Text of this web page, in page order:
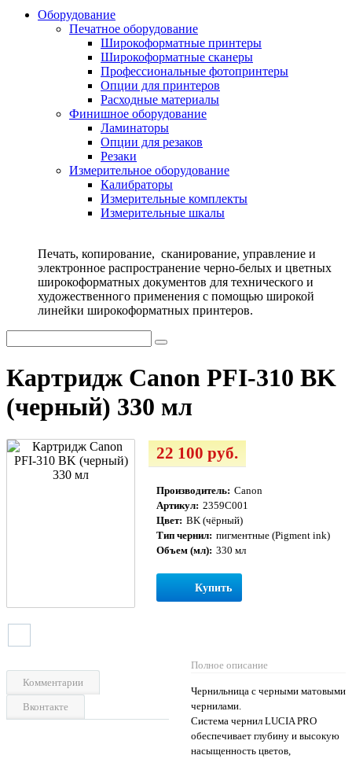
Оборудование
Печатное оборудование
Широкоформатные принтеры
Широкоформатные сканеры
Профессиональные фотопринтеры
Опции для принтеров
Расходные материалы
Финишное оборудование
Ламинаторы
Опции для резаков
Резаки
Измерительное оборудование
Калибраторы
Измерительные комплекты
Измерительные шкалы
Печать, копирование, сканирование, управление и
электронное распространение черно-белых и цветных
широкоформатных документов для технического и
художественного применения с помощью широкой
линейки широкоформатных принтеров.
Картридж Canon PFI-310 BK
(черный) 330 мл
22 100 руб.
Производитель: Canon
Артикул: 2359C001
Цвет: BK (чёрный)
Тип чернил: пигментные (Pigment ink)
Объем (мл): 330 мл
Купить
Полное описание
Чернильница с черными матовыми
чернилами.
Система чернил LUCIA PRO
обеспечивает глубину и высокую
насыщенность цветов,
Комментарии
Вконтакте